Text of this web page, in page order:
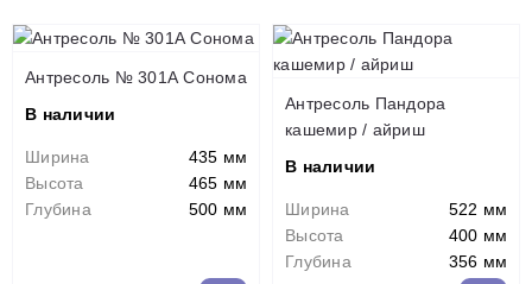
Антресоль № 301А Сонома
В наличии
Ширина
435 мм
Высота
465 мм
Глубина
500 мм
Антресоль Пандора
кашемир / айриш
В наличии
Ширина
522 мм
Высота
400 мм
Глубина
356 мм